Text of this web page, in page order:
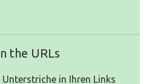
the URLs
in Ihren Links